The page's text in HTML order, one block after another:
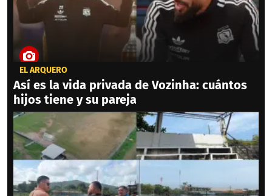
EL ARQUERO
Así es la vida privada de Vozinha: cuántos
hijos tiene y su pareja